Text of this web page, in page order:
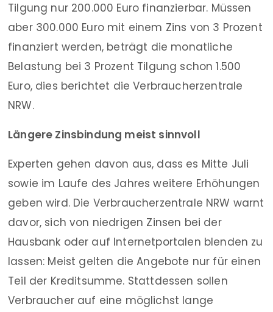
Tilgung nur 200.000 Euro finanzierbar. Müssen
aber 300.000 Euro mit einem Zins von 3 Prozent
finanziert werden, beträgt die monatliche
Belastung bei 3 Prozent Tilgung schon 1.500
Euro, dies berichtet die Verbraucherzentrale
NRW.
Längere Zinsbindung meist sinnvoll
Experten gehen davon aus, dass es Mitte Juli
sowie im Laufe des Jahres weitere Erhöhungen
geben wird. Die Verbraucherzentrale NRW warnt
davor, sich von niedrigen Zinsen bei der
Hausbank oder auf Internetportalen blenden zu
lassen: Meist gelten die Angebote nur für einen
Teil der Kreditsumme. Stattdessen sollen
Verbraucher auf eine möglichst lange